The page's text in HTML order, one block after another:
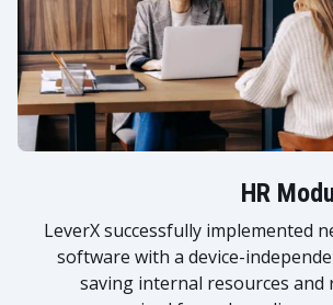
HR
LeverX successfully implemented
software with a device-
saving internal resources and